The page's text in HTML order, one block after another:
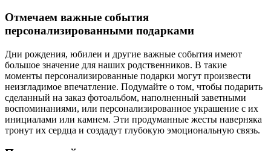
Отмечаем важные события
персонализированными подарками
Дни рождения, юбилеи и другие важные события имеют
большое значение для наших родственников. В такие
моменты персонализированные подарки могут произвести
неизгладимое впечатление. Подумайте о том, чтобы подарить
сделанный на заказ фотоальбом, наполненный заветными
воспоминаниями, или персонализированное украшение с их
инициалами или камнем. Эти продуманные жесты наверняка
тронут их сердца и создадут глубокую эмоциональную связь.